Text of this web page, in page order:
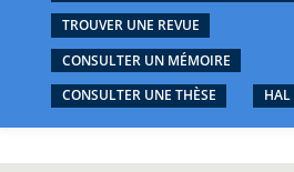
TROUVER UNE REVUE
CONSULTER UN MÉMOIRE
CONSULTER UNE THÈSE
HAL